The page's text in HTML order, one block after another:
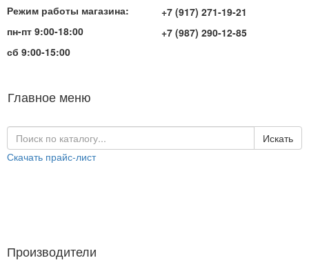
Режим работы магазина:
пн-пт 9:00-18:00
сб 9:00-15:00
+7 (917) 271-19-21
+7 (987) 290-12-85
Главное меню
Искать
Скачать прайс-лист
Производители